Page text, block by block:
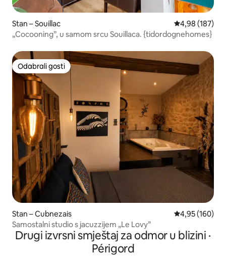
Stan – Souillac Prosječna
4,98 (187)
„Cocooning”, u samom srcu Souillaca. {tidordognehomes}
Odabrali gosti
Odabrali gosti
Stan – Cubnezais Prosječna
4,95 (160)
Samostalni studio s jacuzzijem „Le Lovy”
Drugi izvrsni smještaj za odmor u blizini ·
Périgord